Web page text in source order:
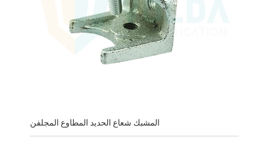
المشبك شعاع الحديد المطاوع المجلفن